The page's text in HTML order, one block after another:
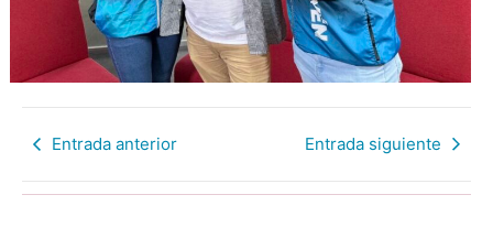
Entrada anterior Entrada siguiente